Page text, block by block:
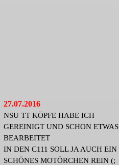
27.07.2016
NSU TT KÖPFE HABE ICH
GEREINIGT UND SCHON ETWAS
BEARBEITET
IN DEN C111 SOLL JA AUCH EIN
SCHÖNES MOTÖRCHEN REIN (;